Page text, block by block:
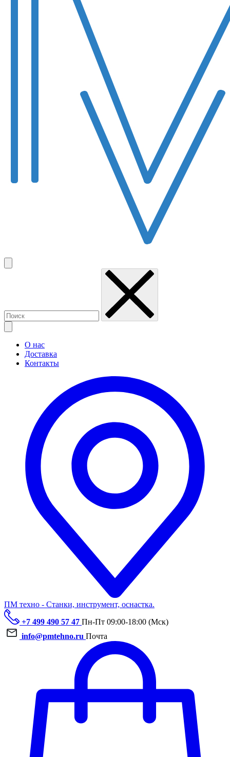
О нас
Доставка
Контакты
ПМ техно - Станки, инструмент, оснастка.
+7 499 490 57 47 Пн-Пт 09:00-18:00 (Мск)
info@pmtehno.ru Почта